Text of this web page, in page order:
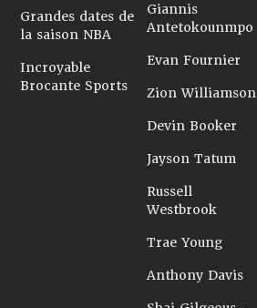
Grandes dates de
la saison NBA
Incroyable
Brocante Sports
Giannis
Antetokounmpo
Evan Fournier
Zion Williamson
Devin Booker
Jayson Tatum
Russell
Westbrook
Trae Young
Anthony Davis